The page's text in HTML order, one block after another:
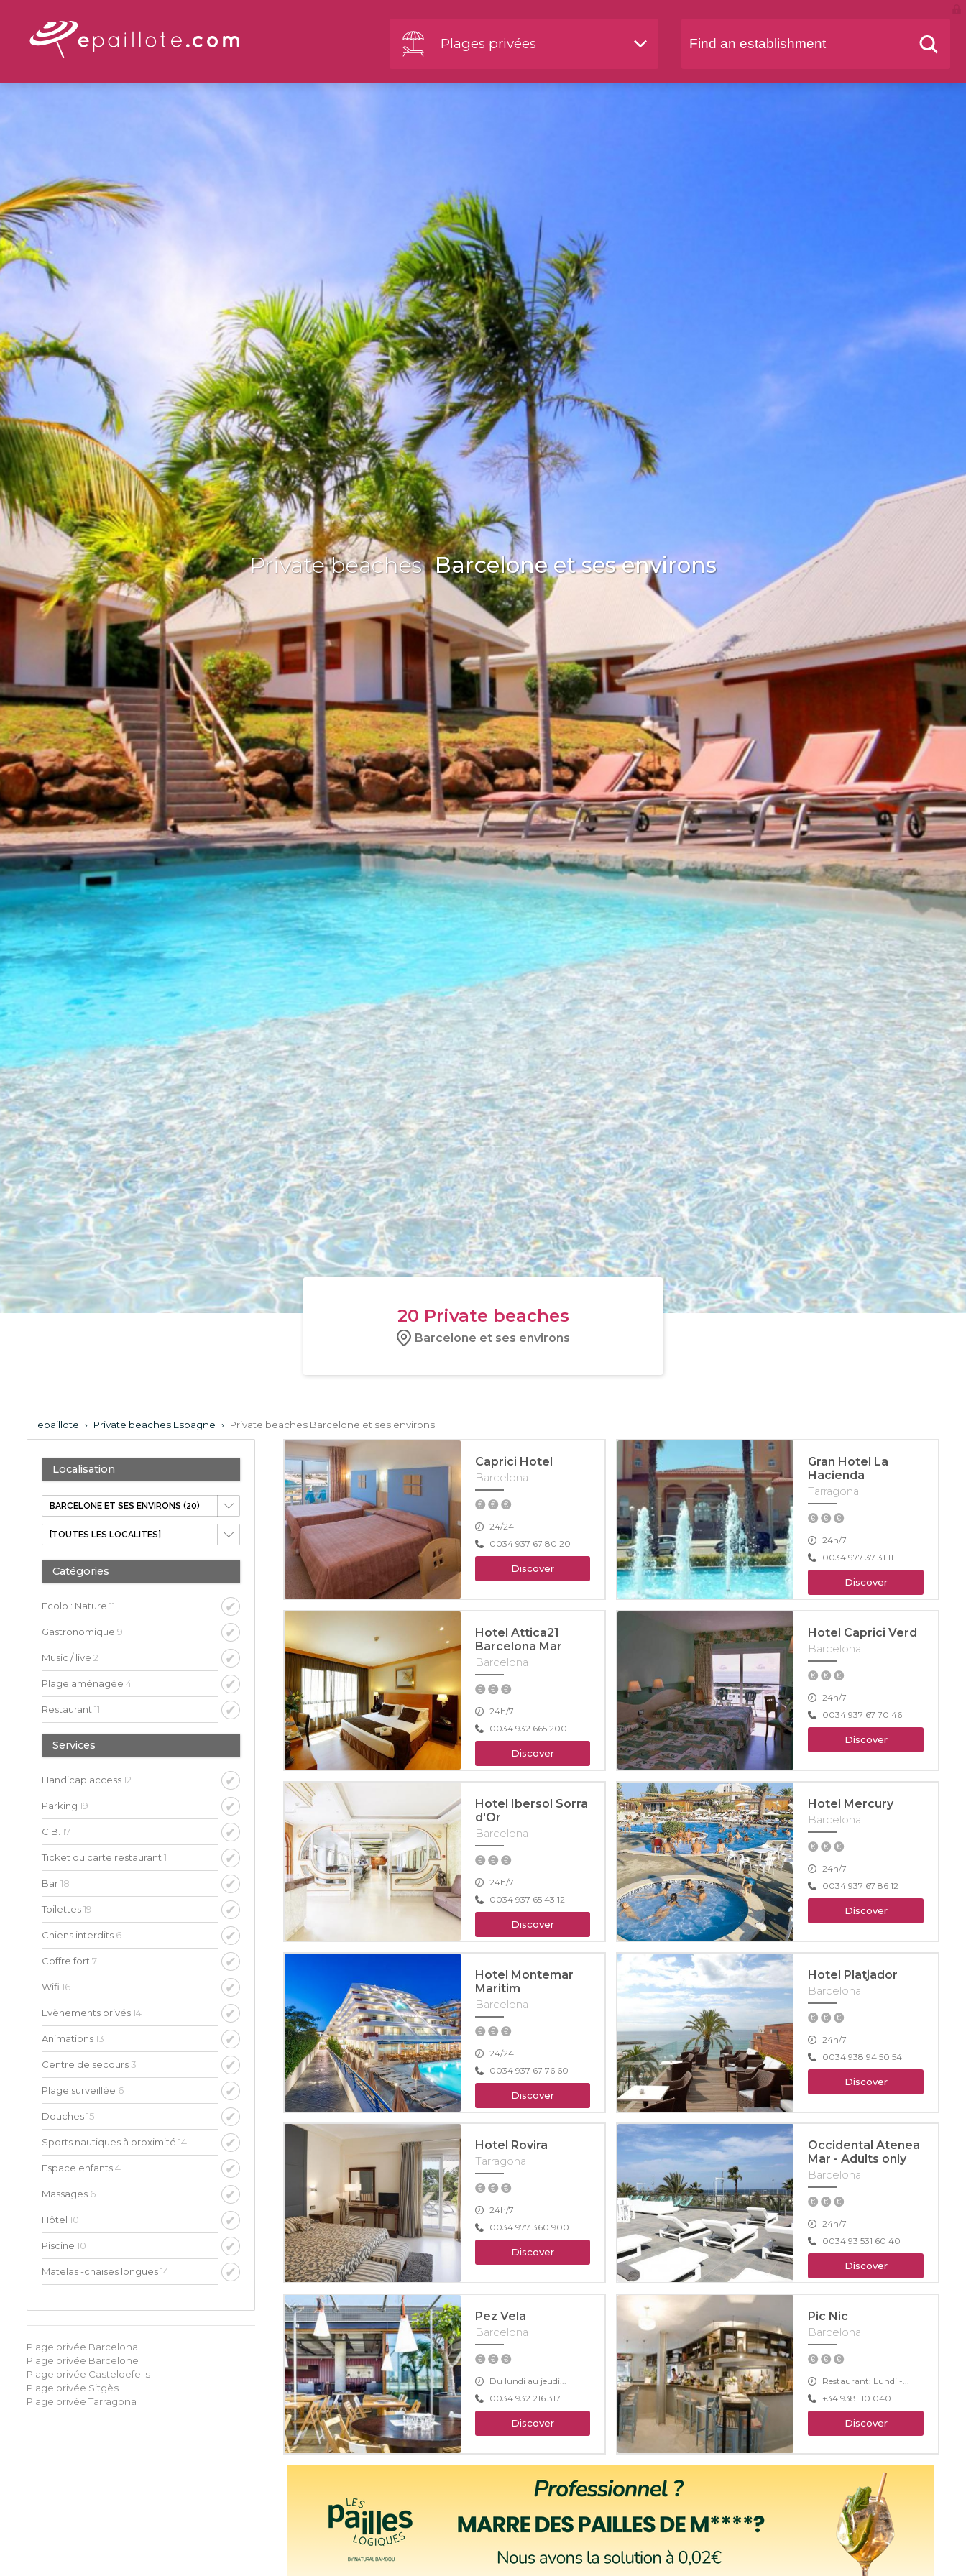
Plages privées
Private beaches Barcelone et ses environs
20 Private beaches
Barcelone et ses environs
epaillote › Private beaches Espagne › Private beaches Barcelone et ses environs
Localisation
Catégories
Ecolo : Nature 11
Gastronomique 9
Music / live 2
Plage aménagée 4
Restaurant 11
Services
Handicap access12
Parking 19
C.B. 17
Ticket ou carte restaurant 1
Bar18
Toilettes19
Chiens interdits 6
Coffre fort 7
Wifi 16
Evènements privés14
Animations13
Centre de secours 3
Plage surveillée 6
Douches15
Sports nautiques à proximité 14
Espace enfants4
Massages 6
Hôtel 10
Piscine 10
Matelas -chaises longues14
Plage privée Barcelona
Plage privée Barcelone
Plage privée Casteldefells
Plage privée Sitgès
Plage privée Tarragona
Caprici Hotel
Barcelona
24/24
0034 937 67 80 20
Discover
Gran Hotel La
Hacienda
Tarragona
24h/7
0034 977 37 31 11
Discover
Hotel Attica21
Barcelona Mar
Barcelona
24h/7
0034 932 665 200
Discover
Hotel Caprici Verd
Barcelona
24h/7
0034 937 67 70 46
Discover
Hotel Ibersol Sorra
d'Or
Barcelona
24h/7
0034 937 65 43 12
Discover
Hotel Mercury
Barcelona
24h/7
0034 937 67 86 12
Discover
Hotel Montemar
Maritim
Barcelona
24/24
0034 937 67 76 60
Discover
Hotel Platjador
Barcelona
24h/7
0034 938 94 50 54
Discover
Hotel Rovira
Tarragona
24h/7
0034 977 360 900
Discover
Occidental Atenea
Mar - Adults only
Barcelona
24h/7
0034 93 531 60 40
Discover
Pez Vela
Barcelona
Du lundi au jeudi...
0034 932 216 317
Discover
Pic Nic
Barcelona
Restaurant: Lundi -...
+34 938 110 040
Discover